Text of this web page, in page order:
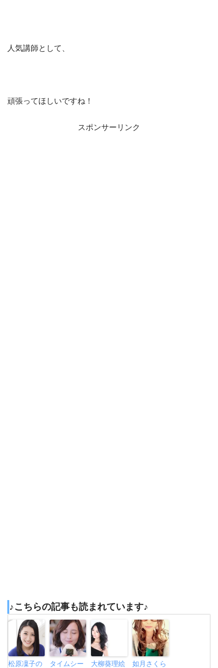
人気講師として、
頑張ってほしいですね！
スポンサーリンク
♪こちらの記事も読まれています♪
松原凜子の
タイムシー
大柳葵理絵
如月さくら